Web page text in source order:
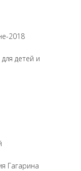
2018
детей и
Гагарина